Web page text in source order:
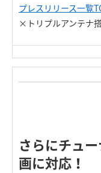
プレスリリース一覧
×トリプルアンテナ
さらにチュ
画に対応！